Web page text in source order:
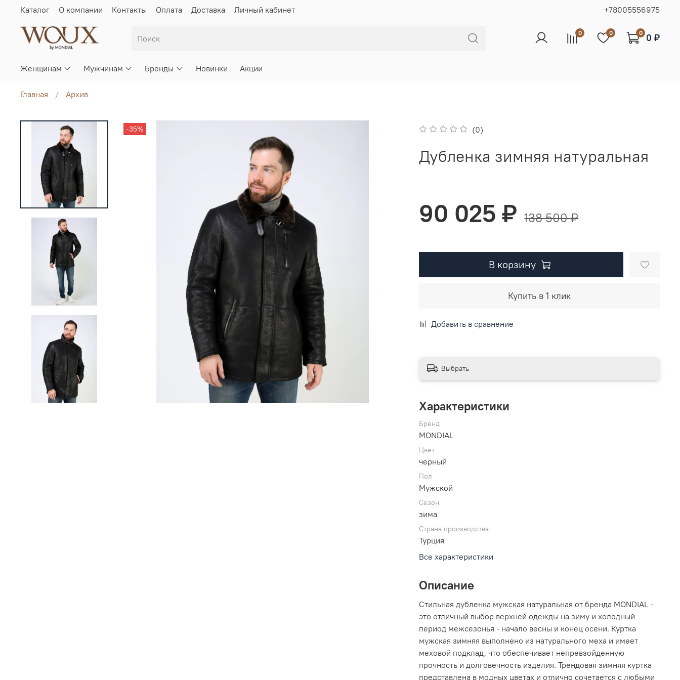
Каталог О компании Контакты Оплата Доставка Личный кабинет +78005556975
0 0 0 0 ₽
Женщинам Мужчинам Бренды Новинки Акции
Главная Архив
-35% (0)
Дубленка зимняя натуральная
90 025 ₽ 138 500 ₽
В корзину
Купить в 1 клик
Добавить в сравнение
Выбрать
Характеристики
Бренд
MONDIAL
Цвет
черный
Пол
Мужской
Сезон
зима
Страна производства
Турция
Все характеристики
Описание
Стильная дубленка мужская натуральная от бренда MONDIAL -
это отличный выбор верхней одежды на зиму и холодный
период межсезонья - начало весны и конец осени. Куртка
мужская зимняя выполнено из натурального меха и имеет
меховой подклад, что обеспечивает непревзойденную
прочность и долговечность изделия. Трендовая зимняя куртка
представлена в модных цветах и отлично сочетается с любыми